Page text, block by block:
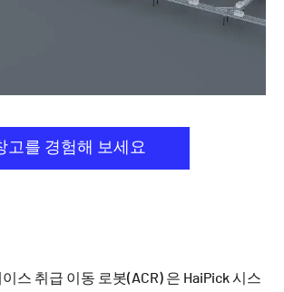
고를 경험해 보세요
스 취급 이동 로봇(ACR) 은 HaiPick 시스